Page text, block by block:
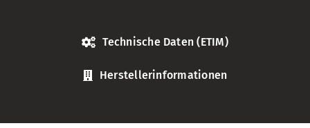
Technische Daten (ETIM)
Herstellerinformationen